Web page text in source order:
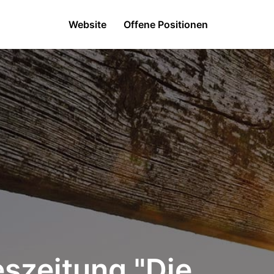
Website Offene Positionen